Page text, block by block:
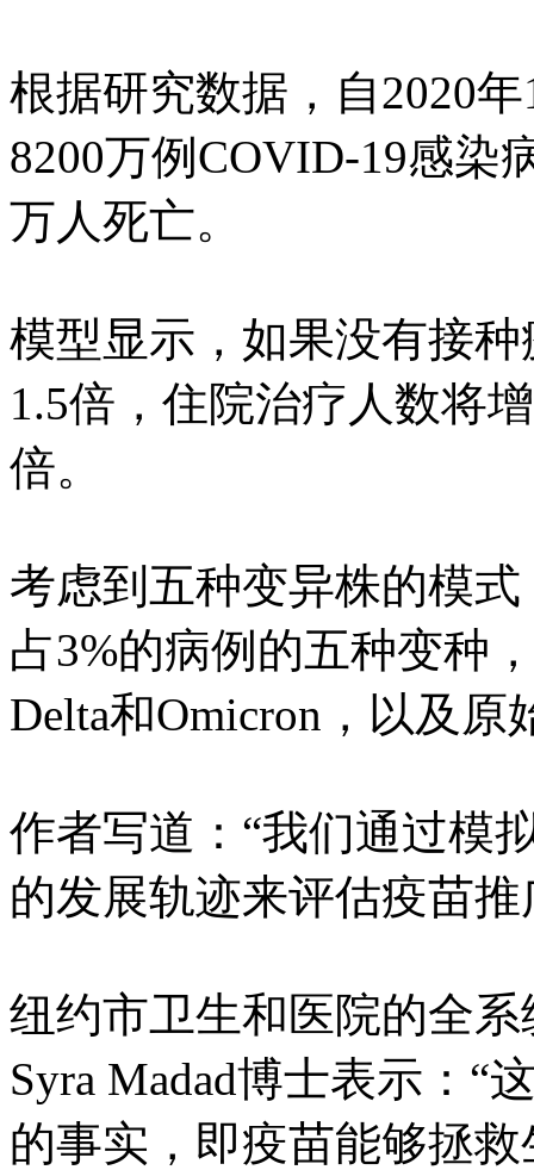
根据研究数据，自2020
8200万例COVID-19感染
万人死亡。
模型显示，如果没有接
1.5倍，住院治疗人数将
倍。
考虑到五种变异株的模
占3%的病例的五种变种
Delta和Omicron，以及原
作者写道：“我们通过模
的发展轨迹来评估疫苗推
纽约市卫生和医院的全
Syra Madad博士表示：“
的事实，即疫苗能够拯救